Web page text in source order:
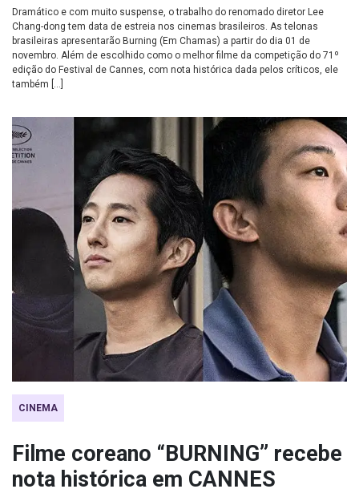
Dramático e com muito suspense, o trabalho do renomado diretor Lee
Chang-dong tem data de estreia nos cinemas brasileiros. As telonas
brasileiras apresentarão Burning (Em Chamas) a partir do dia 01 de
novembro. Além de escolhido como o melhor filme da competição do 71º
edição do Festival de Cannes, com nota histórica dada pelos críticos, ele
também […]
CINEMA
Filme coreano “BURNING” recebe
nota histórica em CANNES